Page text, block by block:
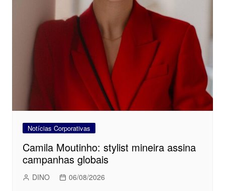
Notícias Corporativas
Camila Moutinho: stylist mineira assina
campanhas globais
DINO 06/08/2026